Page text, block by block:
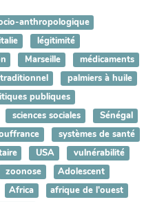
anthropologique
légitimité
Marseille
médicaments
palmiers à huile
publiques
sciences sociales
Sénégal
systèmes de santé
USA
vulnérabilité
zoonose
Adolescent
Africa
afrique de l'ouest